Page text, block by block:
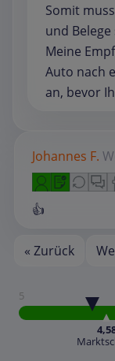
Somit
und
Meine
Auto nach
an, bevor
Johannes F.
👍
« Zurück
5